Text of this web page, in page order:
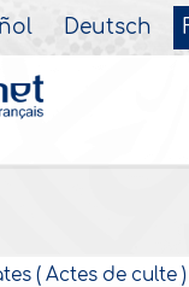
Deutsch
( Actes de culte )